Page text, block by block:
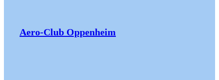
Aero-Club Oppenheim